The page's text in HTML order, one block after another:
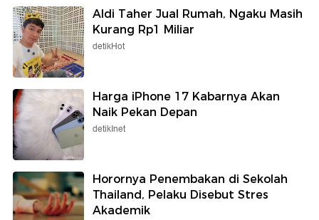
Aldi Taher Jual Rumah, Ngaku Masih
Kurang Rp1 Miliar
detikHot
Harga iPhone 17 Kabarnya Akan
Naik Pekan Depan
detikInet
Horornya Penembakan di Sekolah
Thailand, Pelaku Disebut Stres
Akademik